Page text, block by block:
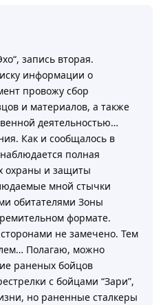
запись вторая.
информации о
провожу сбор
и материалов, а также
деятельностью…
Как и сообщалось в
полная
охраны и защиты
мной стычки
обитателями Зоны
формате.
не замечено. Тем
Полагаю, можно
раненых бойцов
с бойцами “Зари”,
но раненные сталкеры